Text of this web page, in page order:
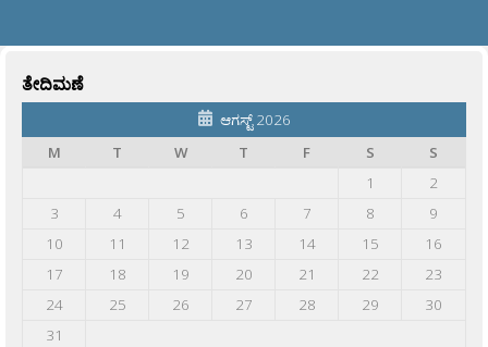
ತೇದಿಮಣೆ
ಆಗಸ್ಟ್ 2026
M
T W T F S
S
1
2
3
4 5 6 7 8
9
10
11 12 13 14 15
16
17
18 19 20 21 22
23
24
25 26 27 28 29
30
31